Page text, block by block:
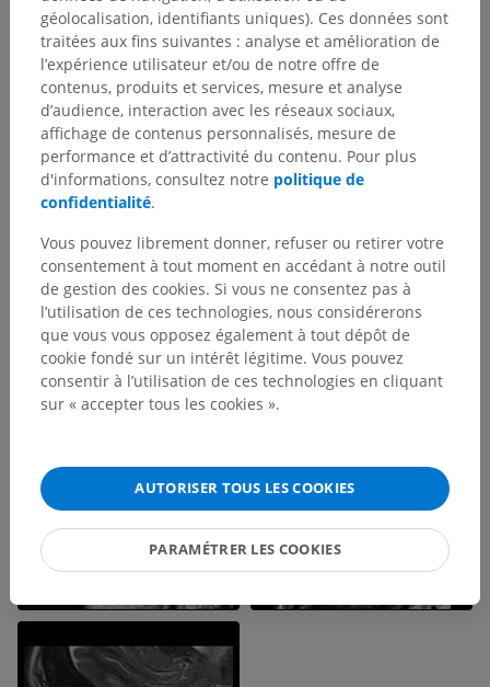
géolocalisation, identifiants uniques). Ces données sont
traitées aux fins suivantes : analyse et amélioration de
l’expérience utilisateur et/ou de notre offre de
contenus, produits et services, mesure et analyse
d’audience, interaction avec les réseaux sociaux,
affichage de contenus personnalisés, mesure de
performance et d’attractivité du contenu. Pour plus
d'informations, consultez notre politique de
confidentialité.
Vous pouvez librement donner, refuser ou retirer votre
consentement à tout moment en accédant à notre outil
de gestion des cookies. Si vous ne consentez pas à
l’utilisation de ces technologies, nous considérerons
que vous vous opposez également à tout dépôt de
cookie fondé sur un intérêt légitime. Vous pouvez
consentir à l’utilisation de ces technologies en cliquant
sur « accepter tous les cookies ».
AUTORISER TOUS LES COOKIES
PARAMÉTRER LES COOKIES